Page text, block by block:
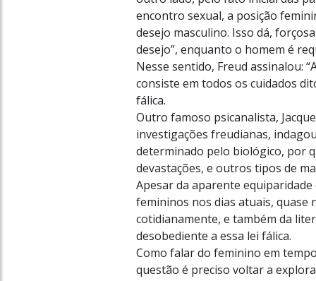
encontro sexual, a posição
desejo masculino. Isso dá,
desejo”, enquanto o homem é
Nesse sentido, Freud assinalou:
consiste em todos os cuidados
fálica.
Outro famoso psicanalista,
investigações freudianas,
determinado pelo biológico, por
devastações, e outros tipos de
Apesar da aparente
femininos nos dias atuais, quase
cotidianamente, e também da
desobediente a essa lei fálica.
Como falar do feminino em
questão é preciso voltar a